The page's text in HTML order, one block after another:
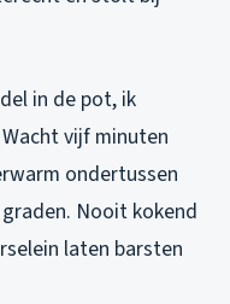
in de pot, ik
vijf minuten
ondertussen
Nooit kokend
laten barsten